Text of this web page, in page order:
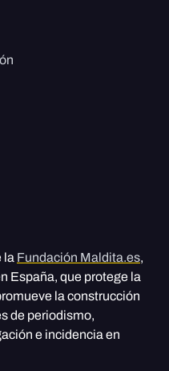
la Fundación Maldita.es,
España, que protege la
la construcción
de periodismo,
e incidencia en